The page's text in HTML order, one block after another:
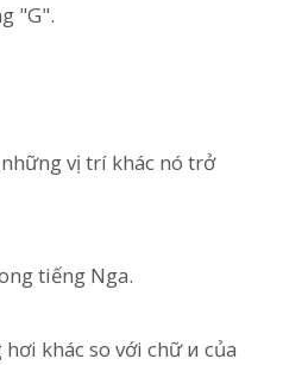
"G".
vị trí khác nó trở
tiếng Nga.
khác so với chữ и của